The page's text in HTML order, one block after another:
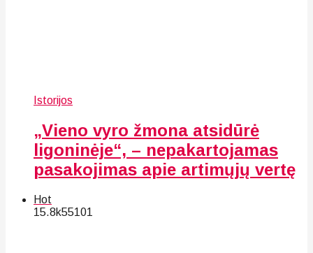
Istorijos
„Vieno vyro žmona atsidūrė
ligoninėje“, – nepakartojamas
pasakojimas apie artimųjų vertę
Hot
15.8k55101